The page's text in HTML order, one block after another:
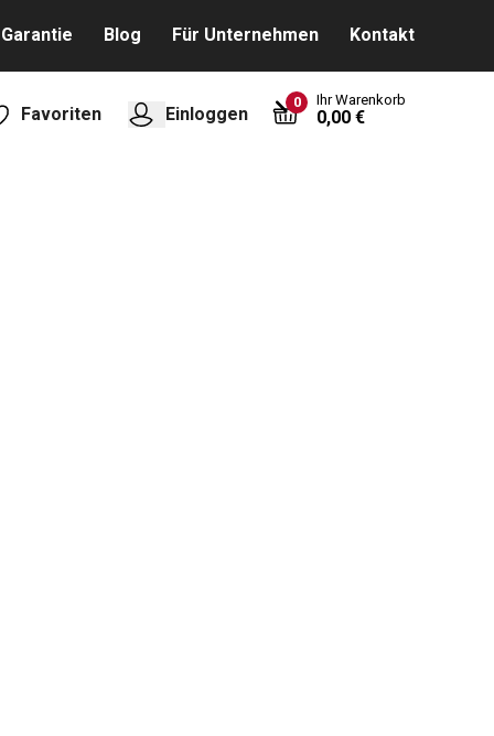
Garantie Blog Für Unternehmen Kontakt
Favoriten Einloggen
0 Ihr Warenkorb
0,00 €